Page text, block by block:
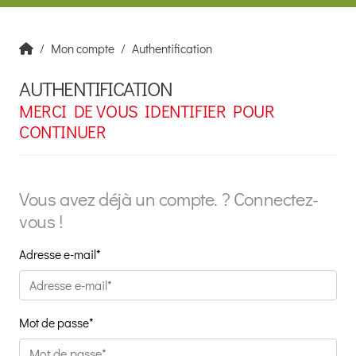
Mon compte Authentification
AUTHENTIFICATION
MERCI DE VOUS IDENTIFIER POUR
CONTINUER
Vous avez déjà un compte. ? Connectez-
vous !
Adresse e-mail*
Mot de passe*